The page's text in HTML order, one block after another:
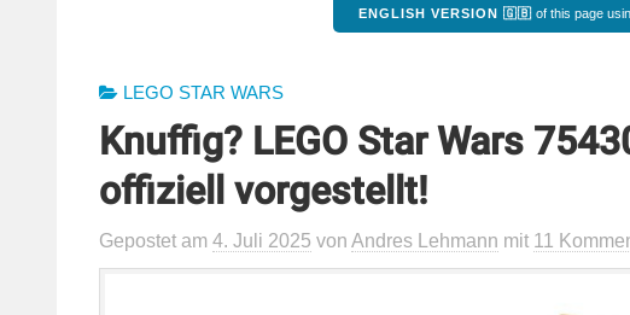
ENGLISH VERSION 🇬🇧 of this page
LEGO STAR WARS
Knuffig? LEGO Star Wars
offiziell vorgestellt!
Gepostet am 4. Juli 2025 von Andres Lehmann mit 11